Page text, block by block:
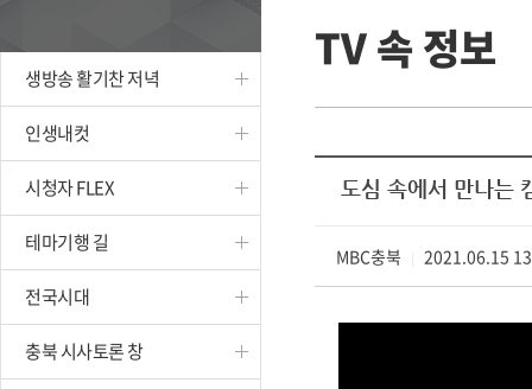
보은
옥천
인생내컷
테마기행 길
시청자 FLEX
특집프로그램
종영프로그램
16:00 완
우리 고
생방송 활기찬 저녁
인생내컷
시청자 FLEX
테마기행 길
전국시대
충북 시사토론 창
TV 속 정보
도심 속에서 만나는
MBC충북 2021.06.15